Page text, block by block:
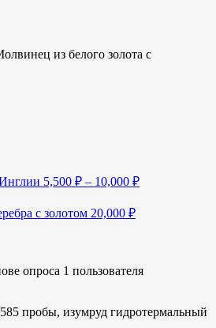
из белого золота с
5,500 ₽ – 10,000 ₽
с золотом 20,000 ₽
опроса 1 пользователя
пробы, изумруд гидротермальный